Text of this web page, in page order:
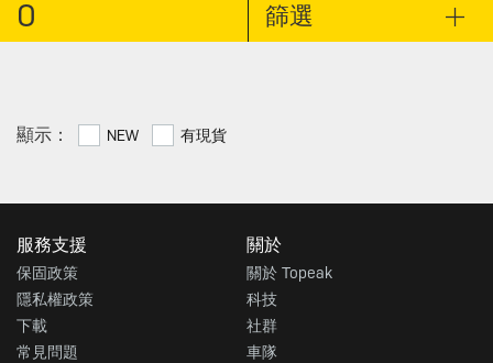
0 篩選
顯示： NEW 有現貨
服務支援
保固政策
隱私權政策
下載
常見問題
關於
關於 Topeak
科技
社群
車隊